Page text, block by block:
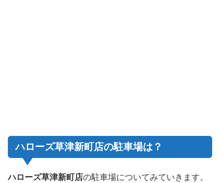
ハローズ草津新町店の駐車場は？
ハローズ草津新町店の駐車場についてみていきます。